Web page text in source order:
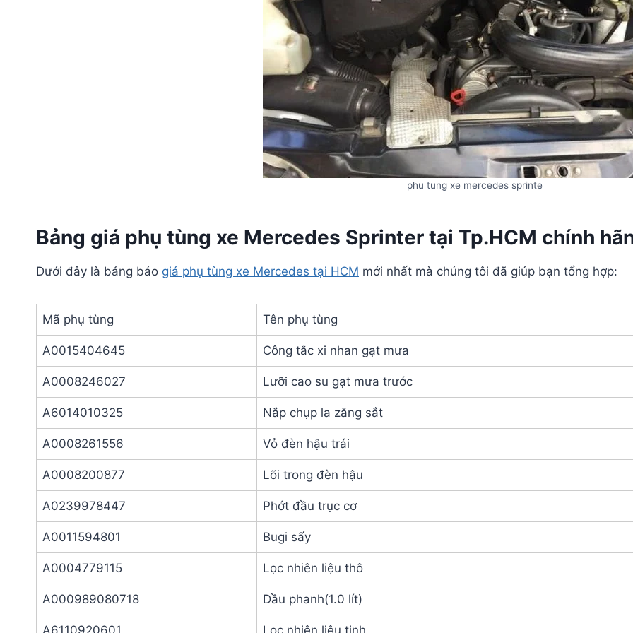
phu tung xe mercedes sprinte
Bảng giá phụ tùng xe Mercedes Sprinter tại Tp.HCM chính
Dưới đây là bảng báo giá phụ tùng xe Mercedes tại HCM mới nhất mà chúng tôi đã giúp bạn tổng hợp:
Mã phụ tùng Tên phụ tùng
A0015404645 Công tắc xi nhan gạt mưa
A0008246027 Lưỡi cao su gạt mưa trước
A6014010325 Nắp chụp la zăng sắt
A0008261556 Vỏ đèn hậu trái
A0008200877 Lõi trong đèn hậu
A0239978447 Phớt đầu trục cơ
A0011594801 Bugi sấy
A0004779115 Lọc nhiên liệu thô
A000989080718 Dầu phanh(1.0 lít)
A6110920601 Lọc nhiên liệu tinh